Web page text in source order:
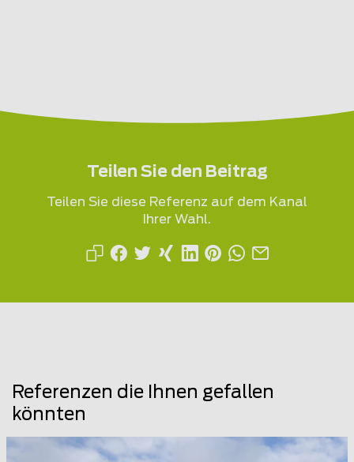
Teilen Sie den Beitrag
Teilen Sie diese Referenz auf dem Kanal
Ihrer Wahl.
Referenzen die Ihnen gefallen
könnten